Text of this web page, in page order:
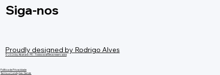
Siga-nos
Proudly designed by Rodrigo Alves
© 2026 by Abanare -PE - Todos os direitos reservados
Política de Privacidade
Termo e Condições Gerais